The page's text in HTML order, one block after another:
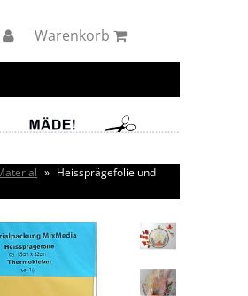
Warenkorb
» Heissprägefolie und